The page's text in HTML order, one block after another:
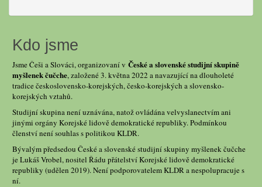
Kdo jsme
Jsme Češi a Slováci, organizovaní v České a slovenské studijní skupině
myšlenek čučche, založené 3. května 2022 a navazující na dlouholeté
tradice československo-korejských, česko-korejských a slovensko-
korejských vztahů.
Studijní skupina není uznávána, natož ovládána velvyslanectvím ani
jinými orgány Korejské lidově demokratické republiky. Podmínkou
členství není souhlas s politikou KLDR.
Bývalým předsedou České a slovenské studijní skupiny myšlenek čučche
je Lukáš Vrobel, nositel Řádu přátelství Korejské lidově demokratické
republiky (udělen 2019). Není podporovatelem KLDR a nespolupracuje s
ní.